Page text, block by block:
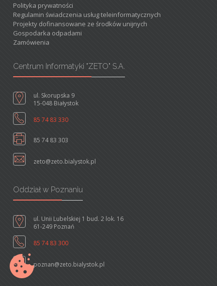
Polityka prywatności
Regulamin świadczenia usług teleinformatycznych
Projekty dofinansowane ze środków unijnych
Gospodarka odpadami
Zamówienia
Centrum Informatyki "ZETO" S.A.
ul. Skorupska 9
15-048 Białystok
85 74 83 330
85 74 83 303
zeto@zeto.bialystok.pl
Oddział w Poznaniu
ul. Unii Lubelskiej 1 bud. 2 lok. 16
61-249 Poznań
85 74 83 300
poznan@zeto.bialystok.pl